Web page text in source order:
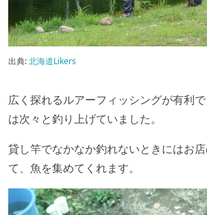
出典:北海道Likers
広く探れるルアーフィッシングが有利
は次々と釣り上げていました。
貸し竿でなかなか釣れないときにはお
て、魚を集めてくれます。